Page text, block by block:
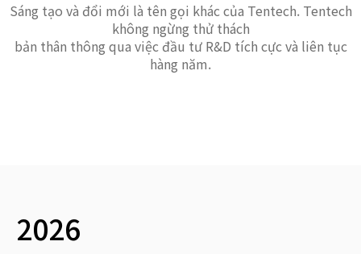
Sáng tạo và đổi mới là tên gọi khác của Tentech. Tentech
không ngừng thử thách
bản thân thông qua việc đầu tư R&D tích cực và liên tục
hàng năm.
2026